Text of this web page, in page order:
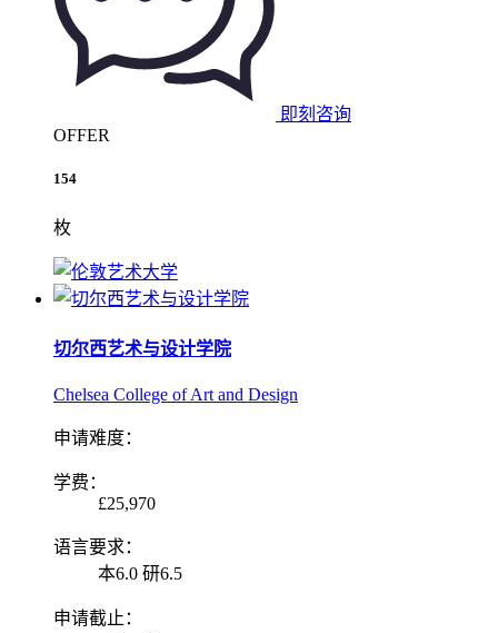
即刻咨询
OFFER
154
枚
切尔西艺术与设计学院
Chelsea College of Art and Design
申请难度：
学费：
£25,970
语言要求：
本6.0 研6.5
申请截止：